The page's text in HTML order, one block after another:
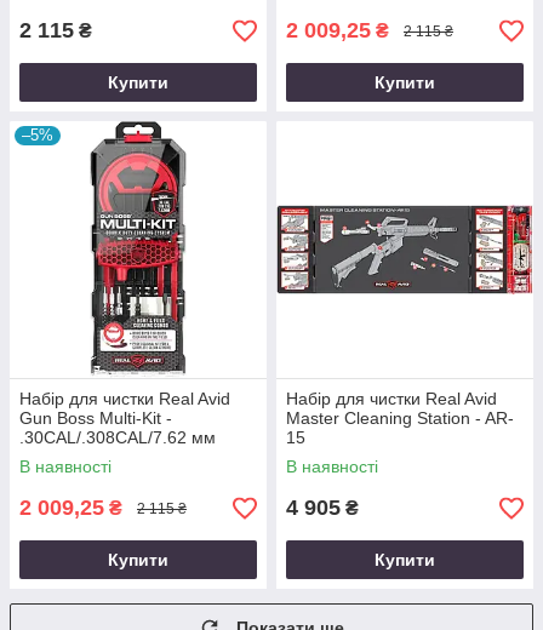
2 115 ₴
Купити
2 009,25 ₴ 2 115 ₴
Купити
–5%
Набір для чистки Real Avid
Gun Boss Multi-Kit -
.30CAL/.308CAL/7.62 мм
В наявності
2 009,25 ₴ 2 115 ₴
Купити
Набір для чистки Real Avid
Master Cleaning Station - AR-
15
В наявності
4 905 ₴
Купити